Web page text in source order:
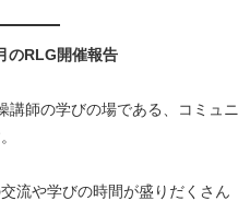
のRLG開催報告
講師の学びの場である、コミュニ
流や学びの時間が盛りだくさん